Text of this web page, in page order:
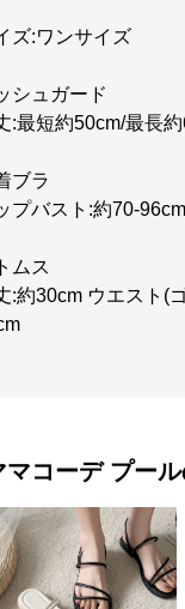
ズ:ワンサイズ
シュガード
:最短約50cm/最長
ブラ
プバスト:約70-
ムス
:約30cm ウエスト(
マコーデ プール